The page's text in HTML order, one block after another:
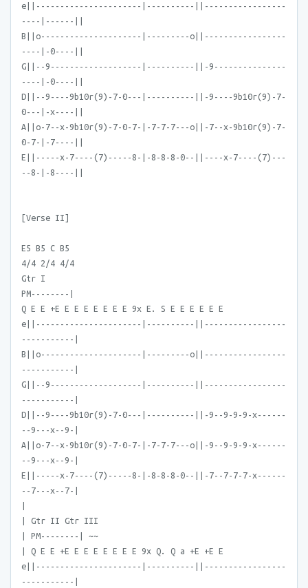
e||----------------------|----------||-----------------
----|------||
B||o---------------------|---------o||-----------------
----|-0----||
G||--9-------------------|----------||-9---------------
----|-0----||
D||--9----9b10r(9)-7-0---|----------||-9----9b10r(9)-7-
0---|-x----||
A||o-7--x-9b10r(9)-7-0-7-|-7-7-7---o||-7--x-9b10r(9)-7-
0-7-|-7----||
E||-----x-7----(7)-----8-|-8-8-8-0--||----x-7----(7)---
--8-|-8----||
[Verse II]
E5 B5 C B5
4/4 2/4 4/4
Gtr I
PM--------|
Q E E +E E E E E E E E 9x E. S E E E E E E
e||----------------------|----------||-----------------
-----------|
B||o---------------------|---------o||-----------------
-----------|
G||--9-------------------|----------||-----------------
-----------|
D||--9----9b10r(9)-7-0---|----------||-9--9-9-9-x------
--9---x--9-|
A||o-7--x-9b10r(9)-7-0-7-|-7-7-7---o||-9--9-9-9-x------
--9---x--9-|
E||-----x-7----(7)-----8-|-8-8-8-0--||-7--7-7-7-x------
--7---x--7-|
| Gtr II Gtr III
| PM--------| ~~
| Q E E +E E E E E E E E 9x Q. Q a +E +E E
e||----------------------|----------||-----------------
-----------|